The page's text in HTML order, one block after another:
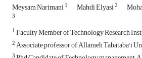
Meysam Narimani1 Mahdi Elyasi2
3
1Faculty Member of Technology Research
2Associate professor of Allameh Tabataba'i